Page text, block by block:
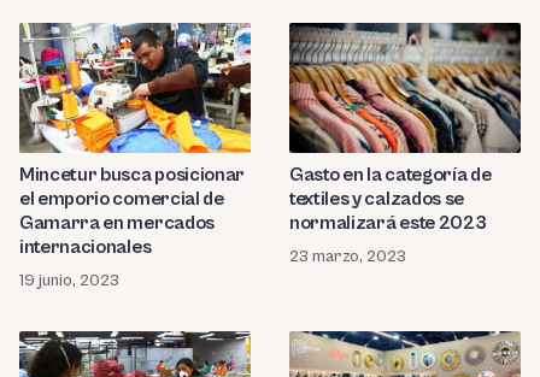
Mincetur busca posicionar
el emporio comercial de
Gamarra en mercados
internacionales
19 junio, 2023
Gasto en la categoría de
textiles y calzados se
normalizará este 2023
23 marzo, 2023